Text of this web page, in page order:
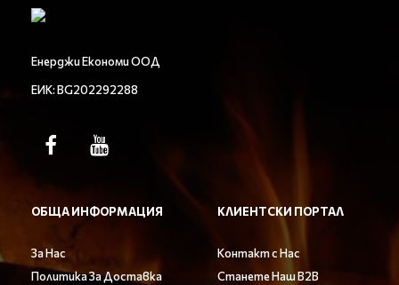
Енерджи Економи ООД
ЕИК: BG202292288
ОБЩА ИНФОРМАЦИЯ
За Нас
Политика За Доставка
КЛИЕНТСКИ ПОРТАЛ
Контакт с Нас
Станете Наш B2B